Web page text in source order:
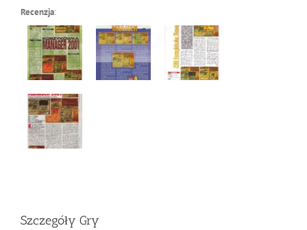
Recenzja:
Szczegóły Gry